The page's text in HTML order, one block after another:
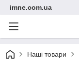
imne.com.ua
Наші товари